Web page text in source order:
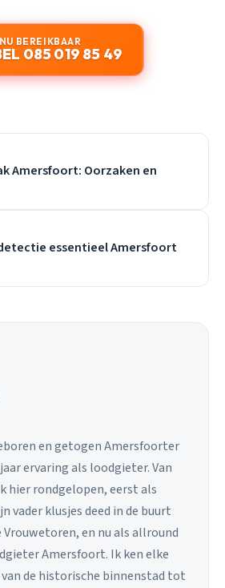
BEREIKBAAR
085 019 85 49
Amersfoort: Oorzaken en
essentieel Amersfoort
en getogen Amersfoorter
ervaring als loodgieter. Van
hier rondgelopen, eerst als
vader klusjes deed in de buurt
Vrouwetoren, en nu als allround
Amersfoort. Ik ken elke
van de historische binnenstad tot